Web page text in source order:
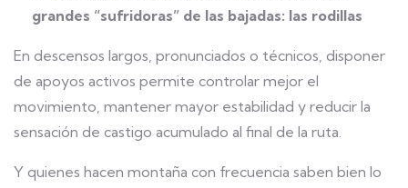
grandes “sufridoras” de las bajadas: las rodillas
En descensos largos, pronunciados o técnicos, disponer
de apoyos activos permite controlar mejor el
movimiento, mantener mayor estabilidad y reducir la
sensación de castigo acumulado al final de la ruta.
Y quienes hacen montaña con frecuencia saben bien lo